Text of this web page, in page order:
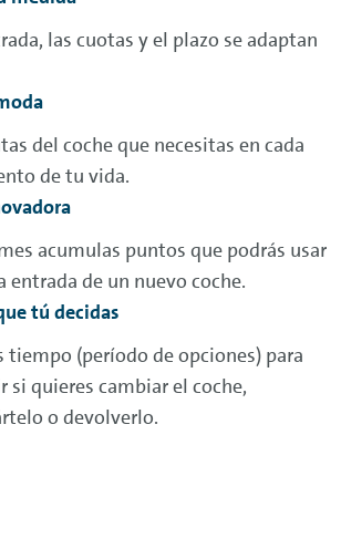
las cuotas y el plazo se adaptan
del coche que necesitas en cada
de tu vida.
acumulas puntos que podrás usar
entrada de un nuevo coche.
tú decidas
tiempo (período de opciones) para
si quieres cambiar el coche,
o devolverlo.